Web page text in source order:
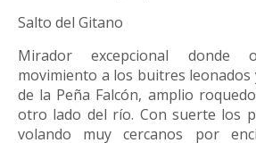
Salto del Gitano
Mirador excepcional donde
movimiento a los buitres
de la Peña Falcón, amplio
otro lado del río. Con suerte los
volando muy cercanos por